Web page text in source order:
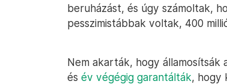
beruházást, és úgy számoltak,
pesszimistábbak voltak, 400
Nem akarták, hogy
és év végégig garantálták, hogy